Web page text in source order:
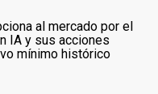
al mercado por el
IA y sus acciones
mínimo histórico